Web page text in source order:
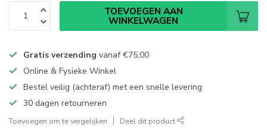
TOEVOEGEN AAN
WINKELWAGEN
Gratis verzending vanaf€75,00
Online & Fysieke Winkel
Bestel veilig (achteraf) met een snelle levering
30 dagen retourneren
Toevoegen om te vergelijken Deel dit product